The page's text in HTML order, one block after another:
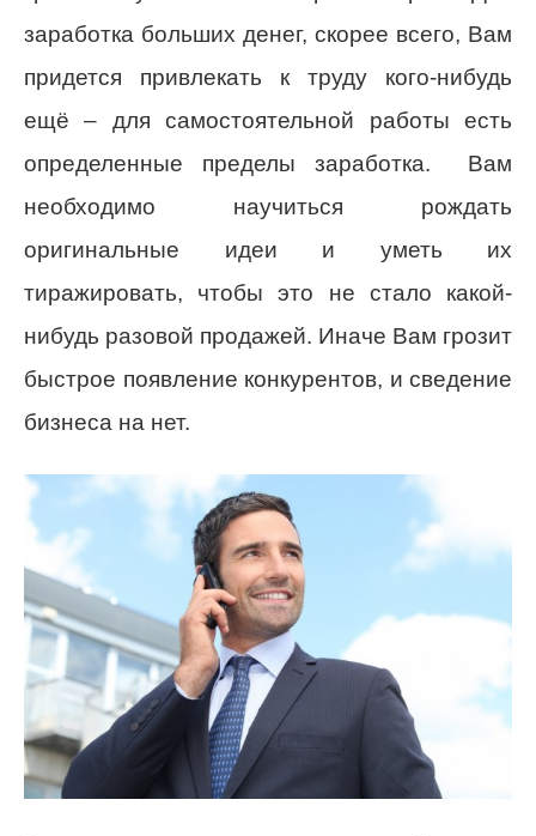
заработка больших денег, скорее всего, Вам
придется привлекать к труду кого-нибудь
ещё – для самостоятельной работы есть
определенные пределы заработка. Вам
необходимо научиться рождать
оригинальные идеи и уметь их
тиражировать, чтобы это не стало какой-
нибудь разовой продажей. Иначе Вам грозит
быстрое появление конкурентов, и сведение
бизнеса на нет.